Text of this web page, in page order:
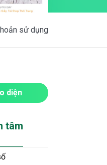
sử dụng
diện
tâm